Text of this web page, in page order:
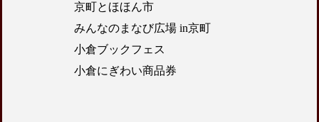
京町とほほん市
みんなのまなび広場 in京町
小倉ブックフェス
小倉にぎわい商品券